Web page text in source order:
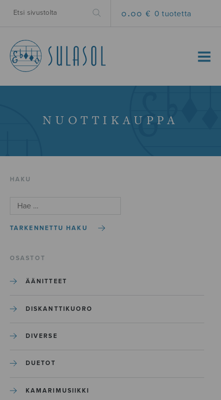
0.00 € 0 tuotetta
MENU
NUOTTIKAUPPA
HAKU
TARKENNETTU HAKU
OSASTOT
ÄÄNITTEET
DISKANTTIKUORO
DIVERSE
DUETOT
KAMARIMUSIIKKI